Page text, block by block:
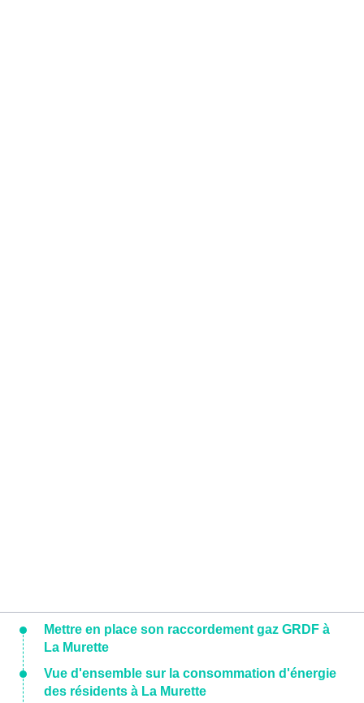
Mettre en place son raccordement gaz GRDF à
La Murette
Vue d'ensemble sur la consommation d'énergie
des résidents à La Murette